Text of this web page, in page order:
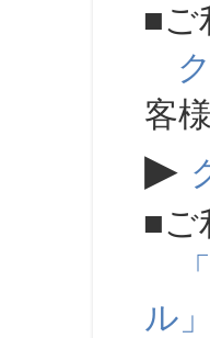
■ご
客様
▶
■ご
ル」